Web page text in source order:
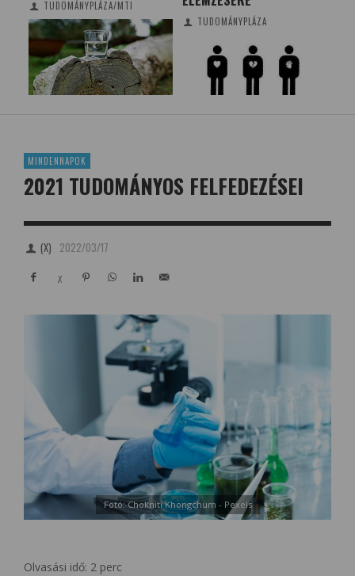
TUDOMÁNYPLÁZA/MTI
TUDOMÁNYPLÁZA
MINDENNAPOK
2021 TUDOMÁNYOS FELFEDEZÉSEI
(X) 2022/03/17
Fotó: Chokniti Khongchum - Pexels
Olvasási idő: 2 perc